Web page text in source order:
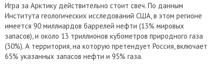
Игра за Арктику действительно стоит свеч. По данным
Института геологических исследований США, в этом регионе
имеется 90 миллиардов баррелей нефти (13% мировых
запасов), и около 13 триллионов кубометров природного газа
(30%). А территория, на которую претендует Россия, включает
65% указанных запасов нефти и 95% газа.